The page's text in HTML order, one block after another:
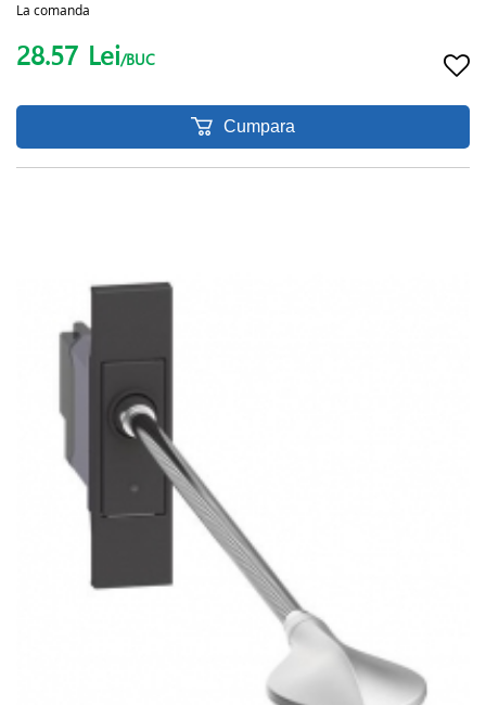
La comanda
28.57 Lei/BUC
Cumpara